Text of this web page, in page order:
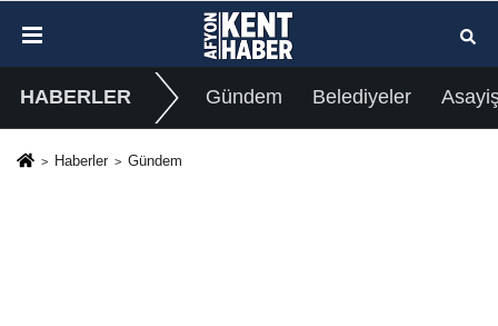
HABERLER Gündem Belediyeler
Haberler Gündem